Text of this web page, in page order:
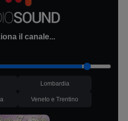
il canale...
Lombardia
Veneto e Trentino